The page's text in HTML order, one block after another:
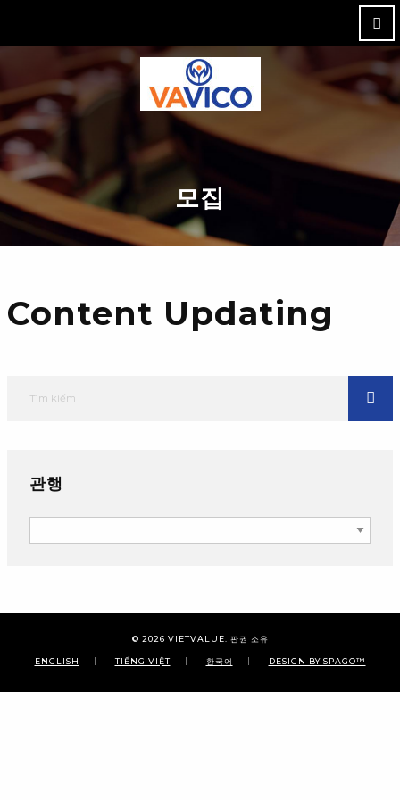
모집
Content Updating
TÌM
관행
© 2026 VIETVALUE . 판권 소유
ENGLISH TIẾNG VIỆT 한국어 DESIGN BY SPAGO™